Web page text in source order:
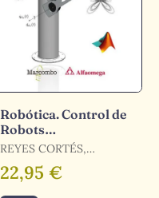
Robótica. Control de
Robots
Manipuladores 2. ª
REYES CORTÉS,
FERNANDO
22,95 €